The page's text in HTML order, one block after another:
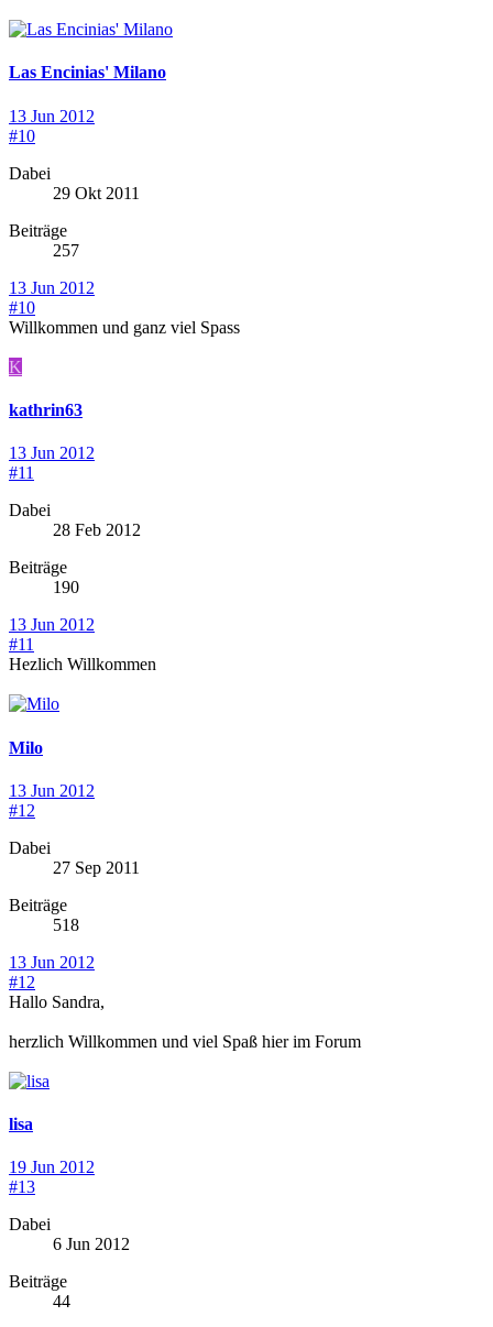
Las Encinias' Milano
13 Jun 2012
#10
Dabei
29 Okt 2011
Beiträge
257
13 Jun 2012
#10
Willkommen und ganz viel Spass
K
kathrin63
13 Jun 2012
#11
Dabei
28 Feb 2012
Beiträge
190
13 Jun 2012
#11
Hezlich Willkommen
Milo
13 Jun 2012
#12
Dabei
27 Sep 2011
Beiträge
518
13 Jun 2012
#12
Hallo Sandra,
herzlich Willkommen und viel Spaß hier im Forum
lisa
19 Jun 2012
#13
Dabei
6 Jun 2012
Beiträge
44